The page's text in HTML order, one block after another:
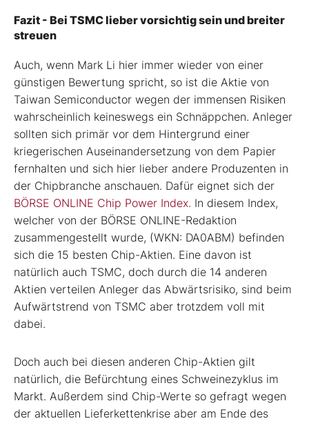
Fazit - Bei TSMC lieber vorsichtig sein und breiter
streuen
Auch, wenn Mark Li hier immer wieder von einer
günstigen Bewertung spricht, so ist die Aktie von
Taiwan Semiconductor wegen der immensen Risiken
wahrscheinlich keineswegs ein Schnäppchen. Anleger
sollten sich primär vor dem Hintergrund einer
kriegerischen Auseinandersetzung von dem Papier
fernhalten und sich hier lieber andere Produzenten in
der Chipbranche anschauen. Dafür eignet sich der
BÖRSE ONLINE Chip Power Index. In diesem Index,
welcher von der BÖRSE ONLINE-Redaktion
zusammengestellt wurde, (WKN: DA0ABM) befinden
sich die 15 besten Chip-Aktien. Eine davon ist
natürlich auch TSMC, doch durch die 14 anderen
Aktien verteilen Anleger das Abwärtsrisiko, sind beim
Aufwärtstrend von TSMC aber trotzdem voll mit
dabei.
Doch auch bei diesen anderen Chip-Aktien gilt
natürlich, die Befürchtung eines Schweinezyklus im
Markt. Außerdem sind Chip-Werte so gefragt wegen
der aktuellen Lieferkettenkrise aber am Ende des